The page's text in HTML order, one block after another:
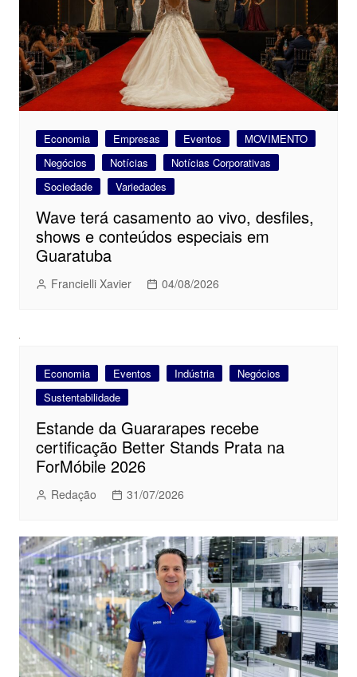
Economia Empresas Eventos
MOVIMENTO
Negócios
Notícias
Notícias Corporativas
Sociedade
Variedades
Wave terá casamento ao vivo, desfiles,
shows e conteúdos especiais em
Guaratuba
Francielli Xavier 04/08/2026
Economia Eventos Indústria
Negócios
Sustentabilidade
Estande da Guararapes recebe
certificação Better Stands Prata na
ForMóbile 2026
Redação 31/07/2026